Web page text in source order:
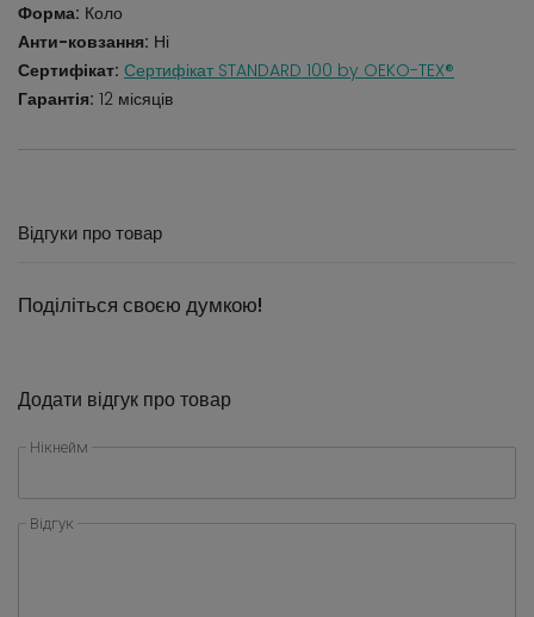
Форма: Коло
Анти-ковзання: Ні
Сертифікат: Сертифікат STANDARD 100 by OEKO-TEX®
Гарантія: 12 місяців
Відгуки про товар
Поділіться своєю думкою!
Додати відгук про товар
Нікнейм
Відгук